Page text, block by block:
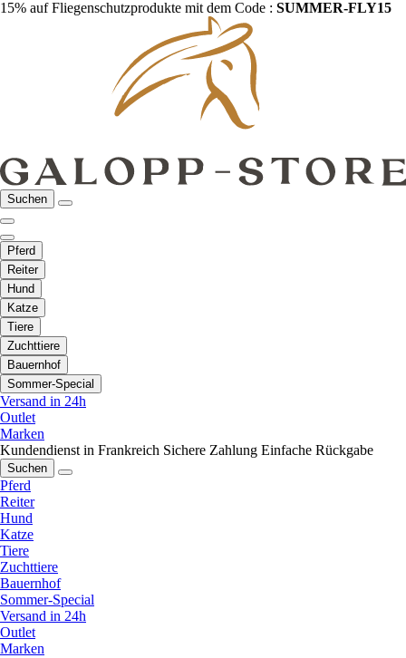
15% auf Fliegenschutzprodukte mit dem Code : SUMMER-FLY15
Suchen
Pferd
Reiter
Hund
Katze
Tiere
Zuchttiere
Bauernhof
Sommer-Special
Versand in 24h
Outlet
Marken
Kundendienst in Frankreich Sichere Zahlung Einfache Rückgabe
Suchen
Pferd
Reiter
Hund
Katze
Tiere
Zuchttiere
Bauernhof
Sommer-Special
Versand in 24h
Outlet
Marken